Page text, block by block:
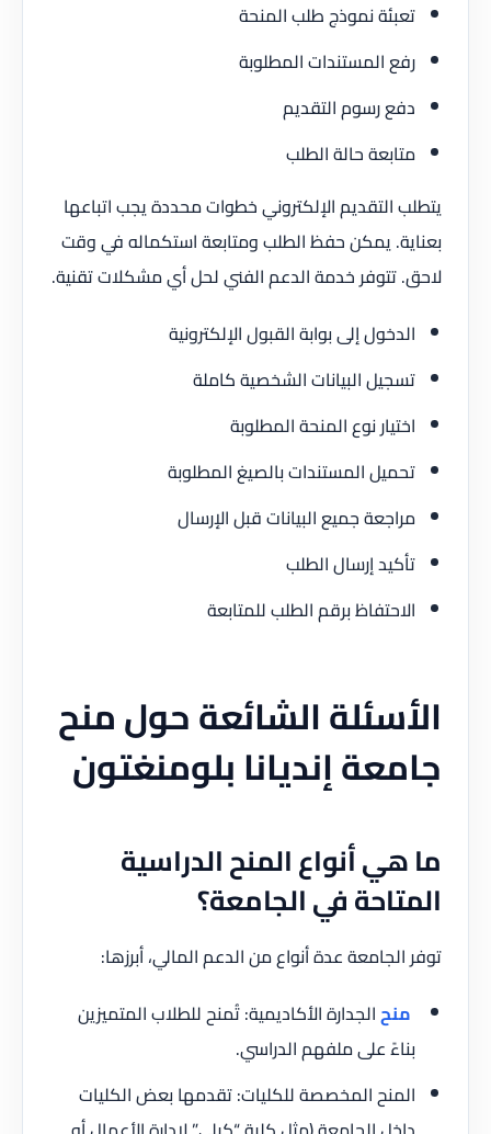
تعبئة نموذج طلب المنحة
رفع المستندات المطلوبة
دفع رسوم التقديم
متابعة حالة الطلب
يتطلب التقديم الإلكتروني خطوات محددة يجب اتباعها
بعناية. يمكن حفظ الطلب ومتابعة استكماله في وقت
لاحق. تتوفر خدمة الدعم الفني لحل أي مشكلات تقنية.
الدخول إلى بوابة القبول الإلكترونية
تسجيل البيانات الشخصية كاملة
اختيار نوع المنحة المطلوبة
تحميل المستندات بالصيغ المطلوبة
مراجعة جميع البيانات قبل الإرسال
تأكيد إرسال الطلب
الاحتفاظ برقم الطلب للمتابعة
الأسئلة الشائعة حول منح
جامعة إنديانا بلومنغتون
ما هي أنواع المنح الدراسية
المتاحة في الجامعة؟
توفر الجامعة عدة أنواع من الدعم المالي، أبرزها:
منحالجدارة الأكاديمية: تُمنح للطلاب المتميزين
بناءً على ملفهم الدراسي.
المنح المخصصة للكليات: تقدمها بعض الكليات